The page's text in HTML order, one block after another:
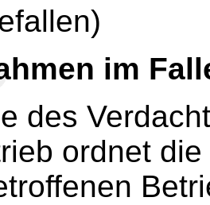
im
des
ordnet